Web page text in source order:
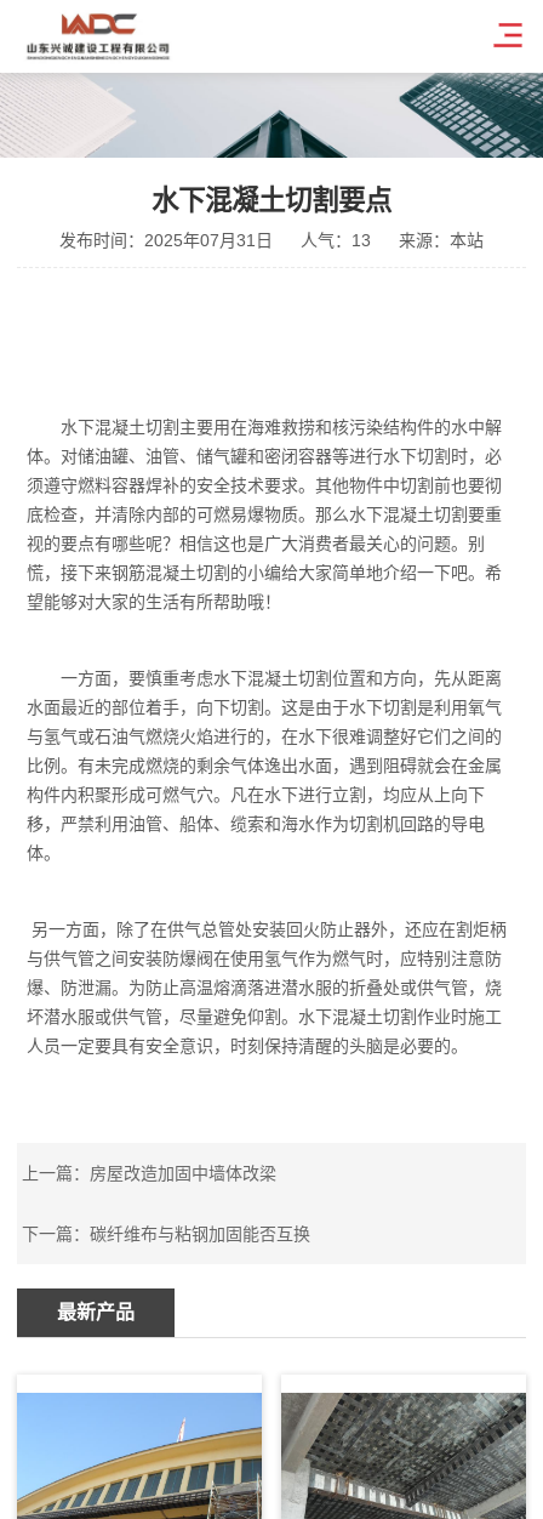
水下混凝土切割要点
发布时间：2025年07月31日 人气：13 来源：本站
水下混凝土切割主要用在海难救捞和核污染结构件的水中解
体。对储油罐、油管、储气罐和密闭容器等进行水下切割时，必
须遵守燃料容器焊补的安全技术要求。其他物件中切割前也要彻
底检查，并清除内部的可燃易爆物质。那么水下混凝土切割要重
视的要点有哪些呢？相信这也是广大消费者最关心的问题。别
慌，接下来钢筋混凝土切割的小编给大家简单地介绍一下吧。希
望能够对大家的生活有所帮助哦！
一方面，要慎重考虑水下混凝土切割位置和方向，先从距离
水面最近的部位着手，向下切割。这是由于水下切割是利用氧气
与氢气或石油气燃烧火焰进行的，在水下很难调整好它们之间的
比例。有未完成燃烧的剩余气体逸出水面，遇到阻碍就会在金属
构件内积聚形成可燃气穴。凡在水下进行立割，均应从上向下
移，严禁利用油管、船体、缆索和海水作为切割机回路的导电
体。
另一方面，除了在供气总管处安装回火防止器外，还应在割炬柄
与供气管之间安装防爆阀在使用氢气作为燃气时，应特别注意防
爆、防泄漏。为防止高温熔滴落进潜水服的折叠处或供气管，烧
坏潜水服或供气管，尽量避免仰割。水下混凝土切割作业时施工
人员一定要具有安全意识，时刻保持清醒的头脑是必要的。
上一篇： 房屋改造加固中墙体改梁
下一篇：碳纤维布与粘钢加固能否互换
最新产品